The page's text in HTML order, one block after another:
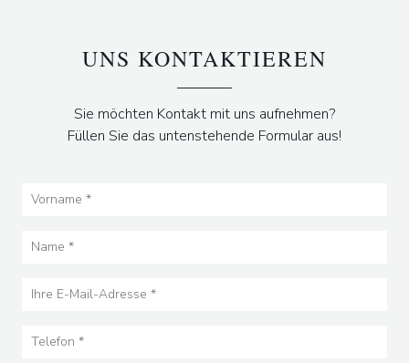
UNS KONTAKTIEREN
Sie möchten Kontakt mit uns aufnehmen?
Füllen Sie das untenstehende Formular aus!